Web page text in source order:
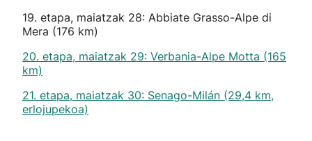
19. etapa, maiatzak 28: Abbiate Grasso-Alpe di
Mera (176 km)
20. etapa, maiatzak 29: Verbania-Alpe Motta (165
km)
21. etapa, maiatzak 30: Senago-Milán (29,4 km,
erlojupekoa)